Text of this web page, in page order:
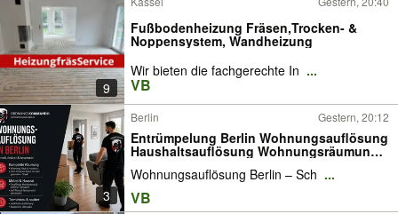
9
Fußbodenheizung Fräsen,Trocken- &
Noppensystem, Wandheizung
Wir bieten die fachgerechte In ...
VB
3
Berlin Gestern, 20:12
Entrümpelung Berlin Wohnungsauflösung
Haushaltsauflösung Wohnungsräumung
Räumung Messie Entrümpelung
Messiwohnung räumen
Kellerentrümpelung Hausentrümpelung
Nachlassauflösung Sperrmüll Entsorgung
Wohnungsauflösung Berlin – Sch ...
VB